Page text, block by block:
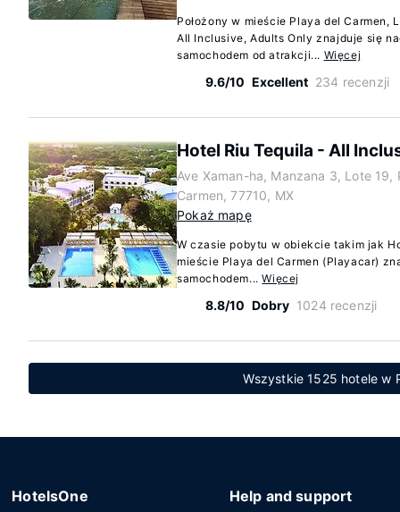
Położony w mieście Playa del Carmen,
All Inclusive, Adults Only znajduje się
samochodem od atrakcji... Więcej
9.6/10 Excellent 234 recenzji
Hotel Riu Tequila - All
Ave Xaman-ha, Manzana 3, Lote 19,
Carmen, 77710, MX
Pokaż mapę
W czasie pobytu w obiekcie takim jak
mieście Playa del Carmen (Playacar)
samochodem...Więcej
8.8/10 Dobry 1024 recenzji
Wszystkie 1525 hotele w
HotelsOne Help and support